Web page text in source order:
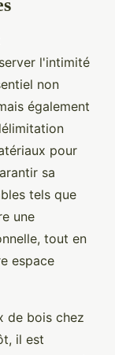
l'intimité
non
également
pour
sa
tels que
une
tout en
espace
de bois chez
il est